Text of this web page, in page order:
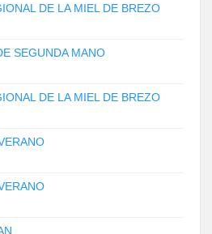
DE LA MIEL DE BREZO
SEGUNDA MANO
DE LA MIEL DE BREZO